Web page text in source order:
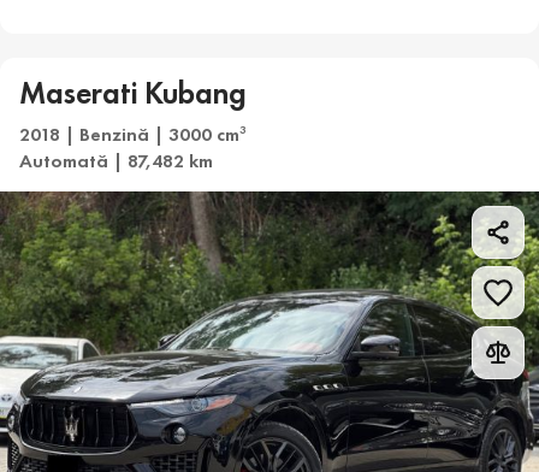
Maserati Kubang
2018 | Benzină | 3000 cm3
Automată | 87,482 km